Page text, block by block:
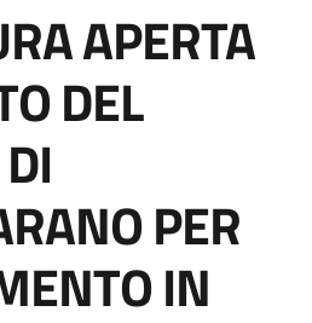
APERTA
DEL
PER
IN